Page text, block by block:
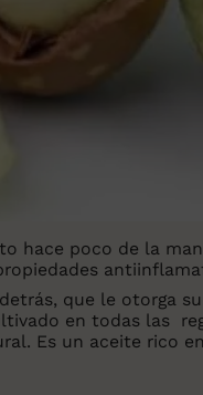
hace poco de la
que le otorga
en todas las
Es un aceite rico